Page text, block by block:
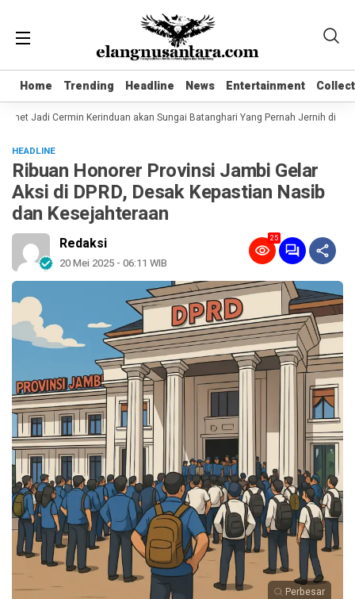
Home Trending Headline News Entertainment
Home Trending Headline News Entertainment
Jadi Cermin Kerinduan akan Sungai Batanghari Yang Pernah Jernih di
HEADLINE
Ribuan Honorer Provinsi Jambi Gelar
Aksi di DPRD, Desak Kepastian Nasib
dan Kesejahteraan
Redaksi
20 Mei 2025 - 06:11 WIB
25
Perbesar